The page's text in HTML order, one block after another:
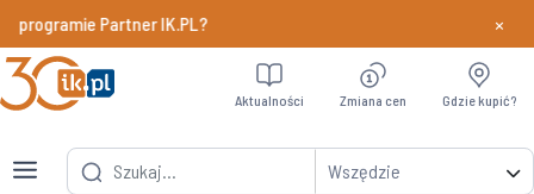
Partner IK.PL? Dowiedz
×
Wszędzie
Aktualności Zmiana cen Gdzie kupić?